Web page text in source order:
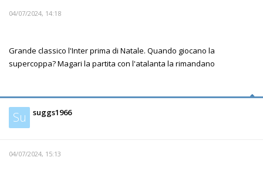
04/07/2024, 14:18
Grande classico l'Inter prima di Natale. Quando giocano la
supercoppa? Magari la partita con l'atalanta la rimandano
Su suggs1966
04/07/2024, 15:13